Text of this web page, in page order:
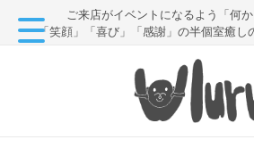
ご来店がイベントになるよう「何
「笑顔」「喜び」「感謝」の半個室癒